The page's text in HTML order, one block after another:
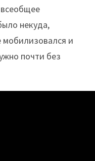
некуда,
мобилизовался и
почти без